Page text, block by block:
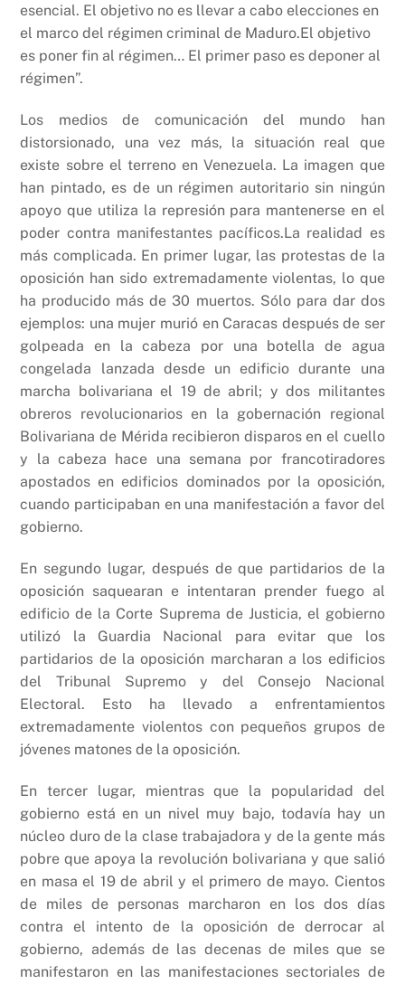
esencial. El objetivo no es llevar a cabo elecciones en
el marco del régimen criminal de Maduro.El objetivo
es poner fin al régimen… El primer paso es deponer al
régimen”.
Los medios de comunicación del mundo han
distorsionado, una vez más, la situación real que
existe sobre el terreno en Venezuela. La imagen que
han pintado, es de un régimen autoritario sin ningún
apoyo que utiliza la represión para mantenerse en el
poder contra manifestantes pacíficos.La realidad es
más complicada. En primer lugar, las protestas de la
oposición han sido extremadamente violentas, lo que
ha producido más de 30 muertos. Sólo para dar dos
ejemplos: una mujer murió en Caracas después de ser
golpeada en la cabeza por una botella de agua
congelada lanzada desde un edificio durante una
marcha bolivariana el 19 de abril; y dos militantes
obreros revolucionarios en la gobernación regional
Bolivariana de Mérida recibieron disparos en el cuello
y la cabeza hace una semana por francotiradores
apostados en edificios dominados por la oposición,
cuando participaban en una manifestación a favor del
gobierno.
En segundo lugar, después de que partidarios de la
oposición saquearan e intentaran prender fuego al
edificio de la Corte Suprema de Justicia, el gobierno
utilizó la Guardia Nacional para evitar que los
partidarios de la oposición marcharan a los edificios
del Tribunal Supremo y del Consejo Nacional
Electoral. Esto ha llevado a enfrentamientos
extremadamente violentos con pequeños grupos de
jóvenes matones de la oposición.
En tercer lugar, mientras que la popularidad del
gobierno está en un nivel muy bajo, todavía hay un
núcleo duro de la clase trabajadora y de la gente más
pobre que apoya la revolución bolivariana y que salió
en masa el 19 de abril y el primero de mayo. Cientos
de miles de personas marcharon en los dos días
contra el intento de la oposición de derrocar al
gobierno, además de las decenas de miles que se
manifestaron en las manifestaciones sectoriales de